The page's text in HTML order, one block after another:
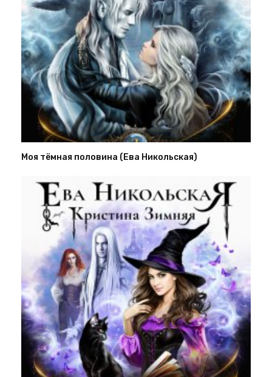
Моя тёмная половина (Ева Никольская)